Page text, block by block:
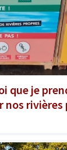
que je
nos rivières